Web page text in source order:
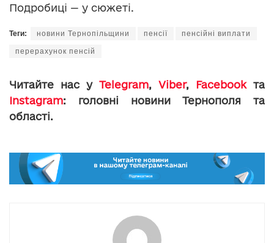
Подробиці — у сюжеті.
Теги: новини Тернопільщини пенсії пенсійні виплати
перерахунок пенсій
Читайте нас у Telegram, Viber, Facebookта
Instagram: головні новини Тернополя та
області.